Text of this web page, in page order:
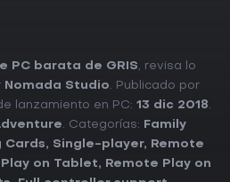
PC barata de GRIS, revisa lo
Nomada Studio. Publicado por
lanzamiento en PC: 13 dic 2018.
. Categorías:
Family
Cards, Single-player,
Remote
on Tablet,
Remote Play on